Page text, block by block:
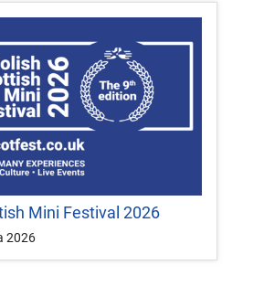
Mini Festival 2026
2026